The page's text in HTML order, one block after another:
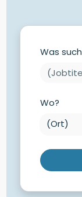
Was
Wo?